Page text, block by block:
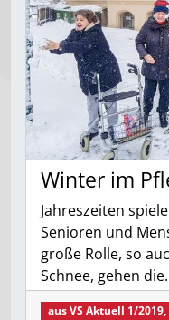
Winter im
Jahreszeiten
Senioren und
große Rolle, so
Schnee, gehen
ausVS Aktuell 1/2019,